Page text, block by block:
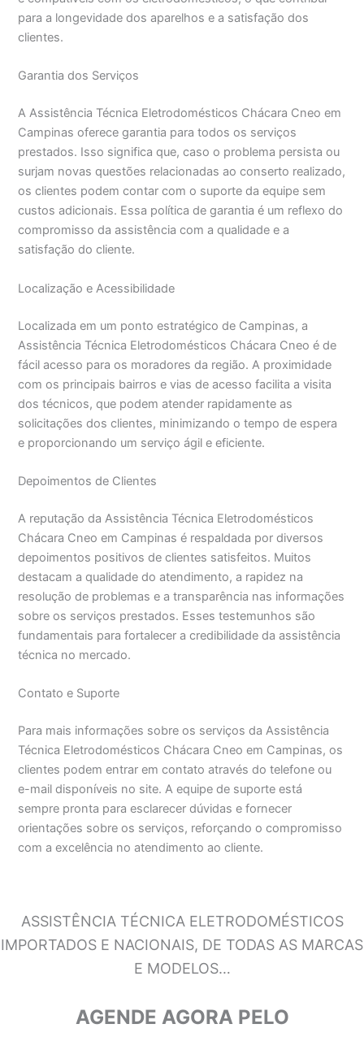
para a longevidade dos aparelhos e a satisfação dos
clientes.
Garantia dos Serviços
A Assistência Técnica Eletrodomésticos Chácara Cneo em
Campinas oferece garantia para todos os serviços
prestados. Isso significa que, caso o problema persista ou
surjam novas questões relacionadas ao conserto realizado,
os clientes podem contar com o suporte da equipe sem
custos adicionais. Essa política de garantia é um reflexo do
compromisso da assistência com a qualidade e a
satisfação do cliente.
Localização e Acessibilidade
Localizada em um ponto estratégico de Campinas, a
Assistência Técnica Eletrodomésticos Chácara Cneo é de
fácil acesso para os moradores da região. A proximidade
com os principais bairros e vias de acesso facilita a visita
dos técnicos, que podem atender rapidamente as
solicitações dos clientes, minimizando o tempo de espera
e proporcionando um serviço ágil e eficiente.
Depoimentos de Clientes
A reputação da Assistência Técnica Eletrodomésticos
Chácara Cneo em Campinas é respaldada por diversos
depoimentos positivos de clientes satisfeitos. Muitos
destacam a qualidade do atendimento, a rapidez na
resolução de problemas e a transparência nas informações
sobre os serviços prestados. Esses testemunhos são
fundamentais para fortalecer a credibilidade da assistência
técnica no mercado.
Contato e Suporte
Para mais informações sobre os serviços da Assistência
Técnica Eletrodomésticos Chácara Cneo em Campinas, os
clientes podem entrar em contato através do telefone ou
e-mail disponíveis no site. A equipe de suporte está
sempre pronta para esclarecer dúvidas e fornecer
orientações sobre os serviços, reforçando o compromisso
com a excelência no atendimento ao cliente.
ASSISTÊNCIA TÉCNICA ELETRODOMÉSTICOS
IMPORTADOS E NACIONAIS, DE TODAS AS MARCAS
E MODELOS…
AGENDE AGORA PELO